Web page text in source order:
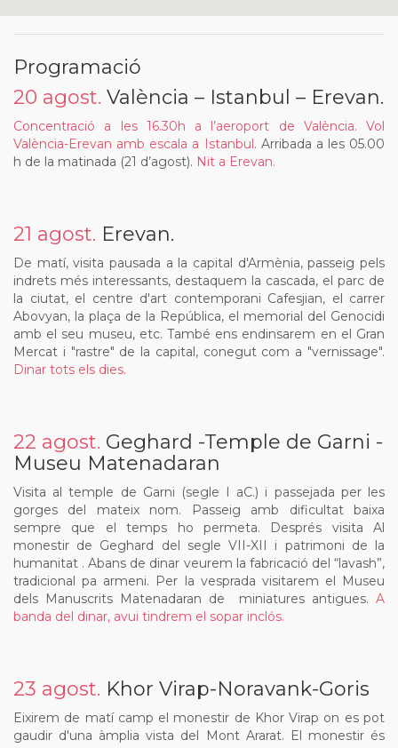
Programació
20 agost. València – Istanbul – Erevan.
Concentració a les 16.30h a l’aeroport de València. Vol
València-Erevan amb escala a Istanbul. Arribada a les 05.00
h de la matinada (21 d’agost). Nit a Erevan.
21 agost. Erevan.
De matí, visita pausada a la capital d'Armènia, passeig pels
indrets més interessants, destaquem la cascada, el parc de
la ciutat, el centre d'art contemporani Cafesjian, el carrer
Abovyan, la plaça de la República, el memorial del Genocidi
amb el seu museu, etc. També ens endinsarem en el Gran
Mercat i "rastre" de la capital, conegut com a "vernissage".
Dinar tots els dies.
22 agost. Geghard -Temple de Garni -
Museu Matenadaran
Visita al temple de Garni (segle I aC.) i passejada per les
gorges del mateix nom. Passeig amb dificultat baixa
sempre que el temps ho permeta. Després visita Al
monestir de Geghard del segle VII-XII i patrimoni de la
humanitat . Abans de dinar veurem la fabricació del “lavash”,
tradicional pa armeni. Per la vesprada visitarem el Museu
dels Manuscrits Matenadaran de miniatures antigues. A
banda del dinar, avui tindrem el sopar inclós.
23 agost. Khor Virap-Noravank-Goris
Eixirem de matí camp el monestir de Khor Virap on es pot
gaudir d'una àmplia vista del Mont Ararat. El monestir és